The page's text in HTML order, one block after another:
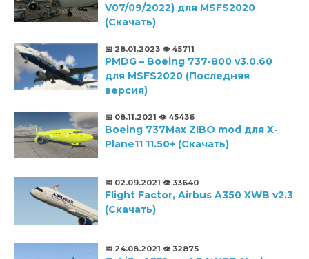
V07/09/2022) для MSFS2020
(Скачать)
📅 28.01.2023 👁️ 45711
PMDG – Boeing 737-800 v3.0.60
для MSFS2020 (Последняя
версия)
📅 08.11.2021 👁️ 45436
Boeing 737Max ZIBO mod для X-
Plane11 11.50+ (Скачать)
📅 02.09.2021 👁️ 33640
Flight Factor, Airbus A350 XWB v2.3
(Скачать)
📅 24.08.2021 👁️ 32875